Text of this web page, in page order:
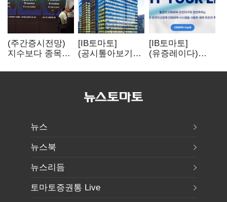
(주간증시전망)
지수보다 종목…
이어진다
[IB토마토]
(공시톺아보기)
바로 매출로
[IB토마토]
(유증레이다)
3분의 1 토막…
뉴스
뉴스북
뉴스리듬
토마토증권통 Live